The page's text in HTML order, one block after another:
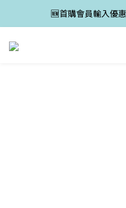
🆕首購會員輸入優